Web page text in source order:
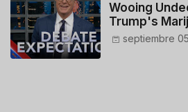
Wooing
Trump's
Porn Expert
septiembre